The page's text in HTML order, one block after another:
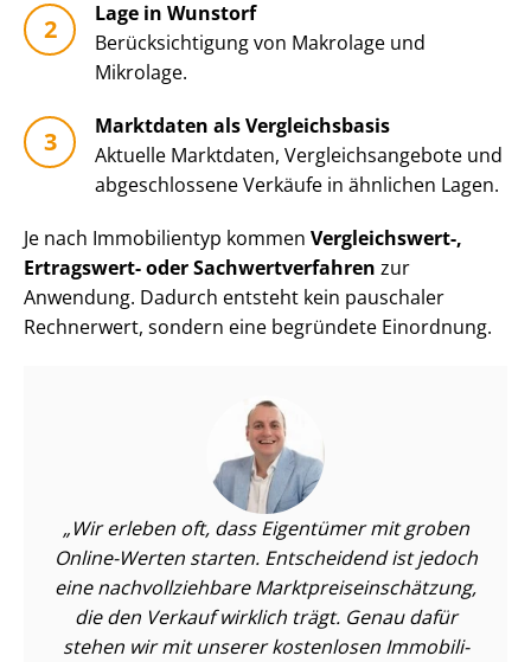
Lage in Wunstorf
Be­rück­sich­ti­gung von Makrolage und
Mikrolage.
Marktdaten als Vergleichsbasis
Aktuelle Marktdaten, Ver­gleichs­an­ge­bo­te und
abgeschlossene Verkäufe in ähnlichen Lagen.
Je nach Immobilientyp kommen Vergleichswert-,
Ertragswert- oder Sach­wert­ver­fah­ren zur
Anwendung. Dadurch entsteht kein pauschaler
Rechnerwert, sondern eine begründete Einordnung.
Wir erleben oft, dass Eigentümer mit groben
Online-Werten starten. Entscheidend ist jedoch
eine nach­voll­zieh­ba­re Markt­preis­ein­schät­zung,
die den Verkauf wirklich trägt. Genau dafür
stehen wir mit unserer kostenlosen Im­mo­bi­li­